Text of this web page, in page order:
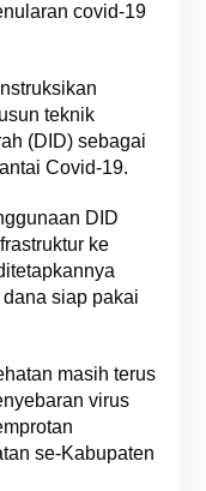
covid-19
teknik
(DID) sebagai
Covid-19.
DID
ke
siap pakai
masih terus
virus
se-Kabupaten